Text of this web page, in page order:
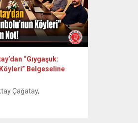
“Gıygaşuk:
Belgeseline
Çağatay,
mirasını kayıt